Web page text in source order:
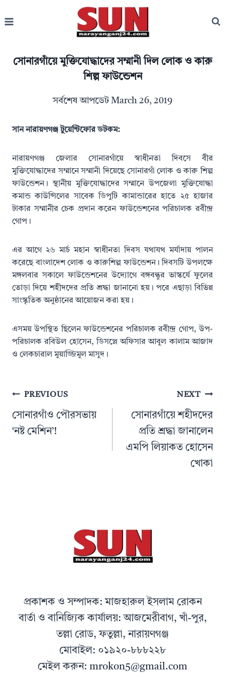
to
সোনারগাঁয়ে মুক্তিযোদ্ধাদের সম্মানী দিল লোক ও কারু
শিল্প ফাউন্ডেশন
সর্বশেষ আপডেট March 26, 2019
সান নারায়ণগঞ্জ টুয়েন্টিফোর ডটকম:
নারায়ণগঞ্জ জেলার সোনারগাঁয়ে স্বাধীনতা দিবসে বীর
মুক্তিযোদ্ধাদের সম্মানে সম্মানী দিয়েছে সোনারগাঁ লোক ও কারু শিল্প
ফাউন্ডেশন। স্থানীয় মুক্তিযোদ্ধাদের সম্মানে উপজেলা মুক্তিযোদ্ধা
কমান্ড কাউন্সিলের সাবেক ডিপুটি কামান্ডারের হাতে ২৫ হাজার
টাকার সম্মানীর চেক প্রদান করেন ফাউন্ডেশনের পরিচালক রবীন্দ্র
গোপ।
এর আগে ২৬ মার্চ মহান স্বাধীনতা দিবস যথাযথ মর্যাদায় পালন
করেছে বাংলাদেশ লোক ও কারুশিল্প ফাউন্ডেশন। দিবসটি উপলক্ষে
মঙ্গলবার সকালে ফাউন্ডেশনের উদ্যোগে বঙ্গবন্ধুর ভাস্কর্যে ফুলের
তোড়া দিয়ে শহীদদের প্রতি শ্রদ্ধা জানানো হয়। পরে এছাড়া বিভিন্ন
সাংস্কৃতিক অনুষ্ঠানের আয়োজন করা হয়।
এসময় উপস্থিত ছিলেন ফাউন্ডেশনের পরিচালক রবীন্দ্র গোপ, উপ-
পরিচালক রবিউল হোসেন, ডিসপ্লে অফিসার আবুল কালাম আজাদ
ও লেকচারাল মুয়াজ্জিমুল মাসুদ।
PostPREVIOUS
সোনারগাঁও পৌরসভায়
‘নষ্ট মেশিন’!
NEXT
সোনারগাঁয়ে শহীদদের
প্রতি শ্রদ্ধা জানালেন
এমপি লিয়াকত হোসেন
খোকা
প্রকাশক ও সম্পাদক: মাজহারুল ইসলাম রোকন
বার্তা ও বানিজ্যিক কার্যালয়: আজমেরীবাগ, খাঁ-পুর,
তল্লা রোড, ফতুল্লা, নারায়ণগঞ্জ
মোবাইল: ০১৯২০-৮৮৮২২৮
মেইল করুন: mrokon5@gmail.com